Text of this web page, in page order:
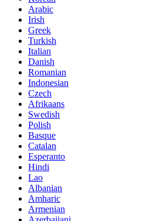
Arabic
Irish
Greek
Turkish
Italian
Danish
Romanian
Indonesian
Czech
Afrikaans
Swedish
Polish
Basque
Catalan
Esperanto
Hindi
Lao
Albanian
Amharic
Armenian